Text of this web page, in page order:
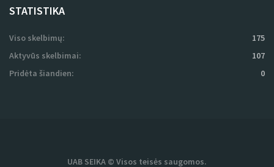
STATISTIKA
Viso skelbimų:
175
Aktyvūs skelbimai:
107
Pridėta šiandien:
0
UAB SEIKA © Visos teisės saugomos.